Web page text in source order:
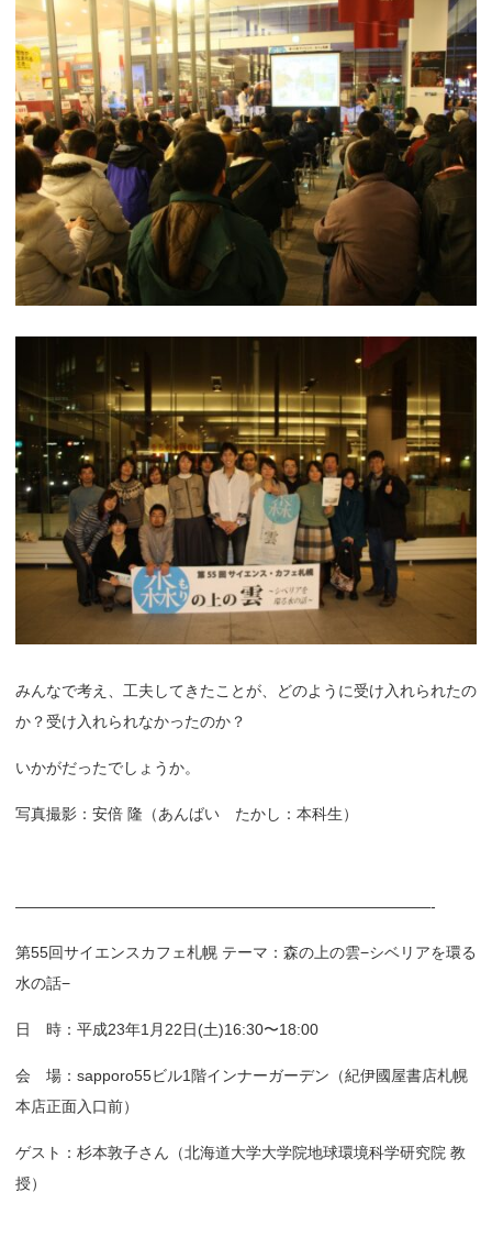
みんなで考え、工夫してきたことが、どのように受け入れられたの
か？受け入れられなかったのか？
いかがだったでしょうか。
写真撮影：安倍 隆（あんばい たかし：本科生）
———————————————————————————-
第55回サイエンスカフェ札幌 テーマ：森の上の雲−シベリアを環る
水の話−
日 時：平成23年1月22日(土)16:30〜18:00
会 場：sapporo55ビル1階インナーガーデン（紀伊國屋書店札幌
本店正面入口前）
ゲスト：杉本敦子さん（北海道大学大学院地球環境科学研究院 教
授）